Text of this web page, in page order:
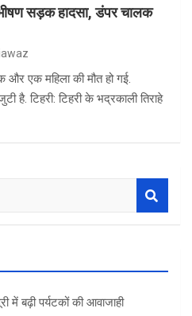
भीषण सड़क हादसा, डंपर चालक
एक महिला की मौत हो गई.
है. टिहरी: टिहरी के भद्रकाली तिराहे
में बढ़ी पर्यटकों की आवाजाही